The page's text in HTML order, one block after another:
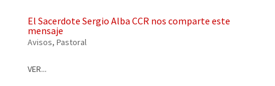
El Sacerdote Sergio Alba CCR nos comparte este
mensaje
Avisos, Pastoral
VER...